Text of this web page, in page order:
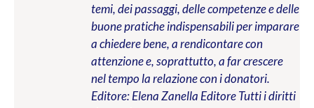
temi, dei passaggi, delle competenze e delle
buone pratiche indispensabili per imparare
a chiedere bene, a rendicontare con
attenzione e, soprattutto, a far crescere
nel tempo la relazione con i donatori.
Editore: Elena Zanella EditoreTutti i diritti